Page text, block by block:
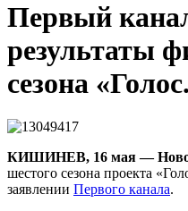
Первый
результаты
сезона
КИШИНЕВ, 16 мая —
шестого сезона проекта
заявлении Первого канала.